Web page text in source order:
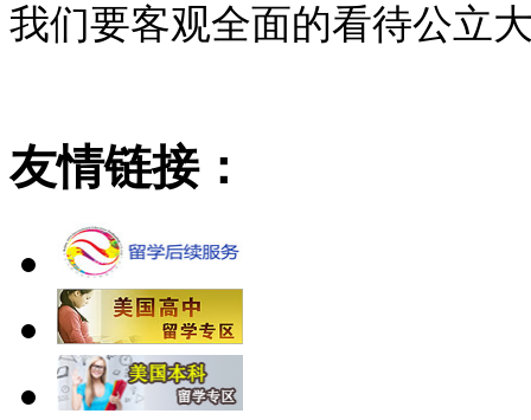
我们要客观全面的看待公立
友情链接：